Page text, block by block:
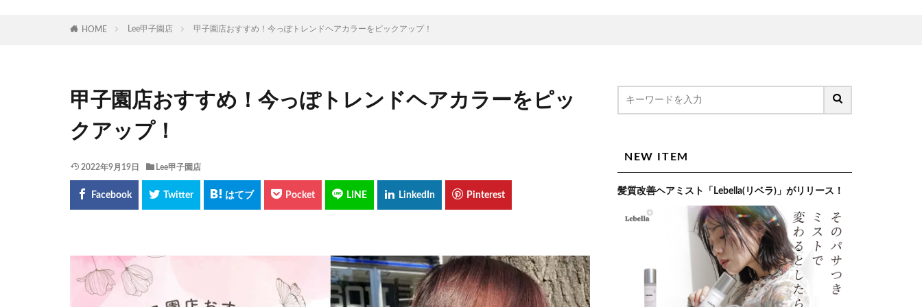
HOME Lee甲子園店 甲子園店おすすめ！今っぽトレンドヘアカラーをピックアップ！
甲子園店おすすめ！今っぽトレンドヘアカラーをピッ
クアップ！
2022年9月19日 Lee甲子園店
NEW ITEM
髪質改善ヘアミスト「Lebella(リベラ)」がリリース！